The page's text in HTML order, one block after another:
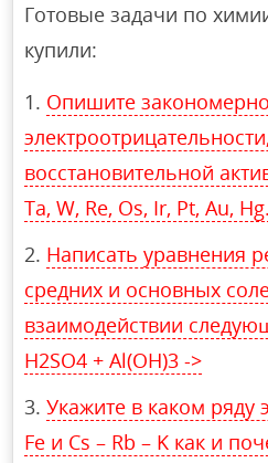
Готовые задачи по
купили:
Опишите
восстановительной
Ta, W, Re, Os, Ir, Pt, Au, Hg.
Написать уравнения
средних и основных
взаимодействии
H2SO4 + Al(OH)3 ->
Укажите в каком ряду
Fe и Cs – Rb – K как и